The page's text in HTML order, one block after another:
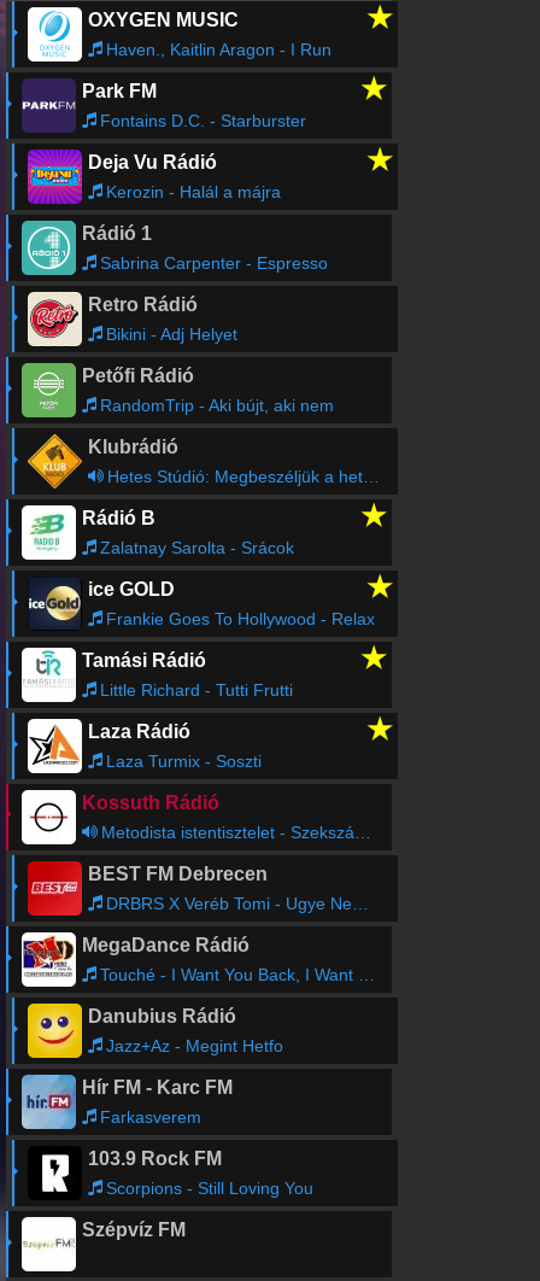
OXYGEN MUSIC ★
Haven., Kaitlin Aragon - I Run
Park FM ★
Fontains D.C. - Starburster
Deja Vu Rádió ★
Kerozin - Halál a májra
Rádió 1
Sabrina Carpenter - Espresso
Retro Rádió
Bikini - Adj Helyet
Petőfi Rádió
RandomTrip - Aki bújt, aki nem
Klubrádió
Hetes Stúdió: Megbeszéljük a hetet (ism.)
Rádió B ★
Zalatnay Sarolta - Srácok
ice GOLD ★
Frankie Goes To Hollywood - Relax
Tamási Rádió ★
Little Richard - Tutti Frutti
Laza Rádió ★
Laza Turmix - Soszti
Kossuth Rádió
Metodista istentisztelet - Szekszárdról
BEST FM Debrecen
DRBRS X Veréb Tomi - Ugye Nem Bántad Meg
MegaDance Rádió
Touché - I Want You Back, I Want Your Heart
Danubius Rádió
Jazz+Az - Megint Hetfo
Hír FM - Karc FM
Farkasverem
103.9 Rock FM
Scorpions - Still Loving You
Szépvíz FM